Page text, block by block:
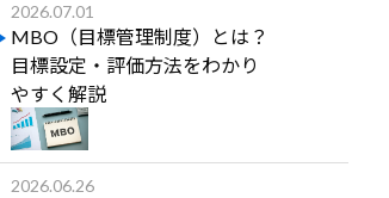
2026.07.01
MBO（目標管理制度）とは？
目標設定・評価方法をわかり
やすく解説
2026.06.26